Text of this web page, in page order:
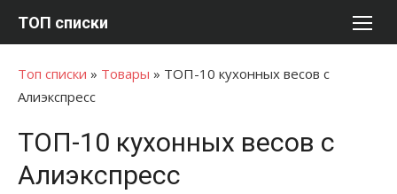
ТОП списки
Топ списки » Товары » ТОП-10 кухонных весов с
Алиэкспресс
ТОП-10 кухонных весов с
Алиэкспресс